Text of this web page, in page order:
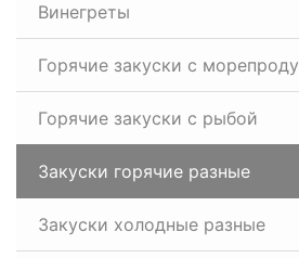
Винегреты
Горячие закуски с
Горячие закуски с рыбой
Закуски горячие разные
Закуски холодные разные